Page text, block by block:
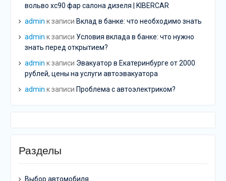
вольво хс90 фар салона дизеля | KIBERCAR
admin к записи Вклад в банке: что необходимо знать
admin к записи Условия вклада в банке: что нужно
знать перед открытием?
admin к записи Эвакуатор в Екатеринбурге от 2000
рублей, цены на услуги автоэвакуатора
admin к записи Проблема с автоэлектриком?
Разделы
Выбор автомобиля